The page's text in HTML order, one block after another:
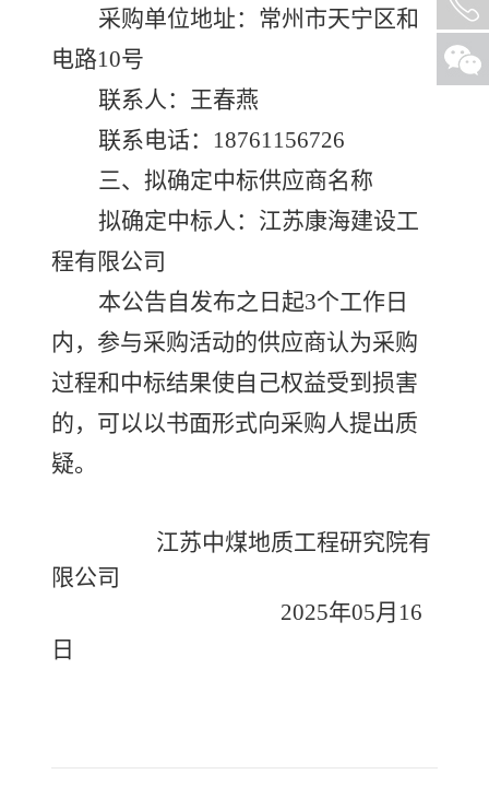
采购单位地址：常州市天宁区和
电路10号
联系人： 王春燕
联系电话： 18761156726
三、拟确定中标供应商名称
拟确定中标人： 江苏康海建设工
程有限公司
本公告自发布之日起3个工作日
内，参与采购活动的供应商认为采购
过程和中标结果使自己权益受到损害
的，可以以书面形式向采购人提出质
疑。
江苏中煤地质工程研究院有
限公司
2025年05月 16
日